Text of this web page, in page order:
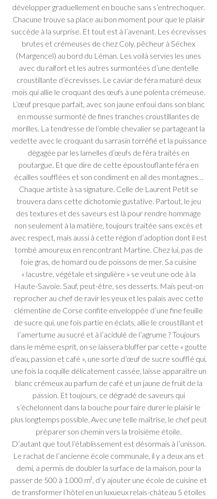
développer graduellement en bouche sans s’entrechoquer.
Chacune trouve sa place au bon moment pour que le plaisir
succède à la surprise. Et tout est à l’avenant. Les écrevisses
brutes et crémeuses de chez Coly, pêcheur à Séchex
(Margencel) au bord du Léman. Les voilà servies les unes
avec du raifort et les autres surmontées d’une dentelle
croustillante d’écrevisses. Le caviar de féra maturé deux
mois qui allie le croquant des œufs à une polenta crémeuse.
L’œuf presque parfait, avec son jaune enfoui dans son blanc
en mousse surmonté de fines tranches croustillantes de
morilles. La tendresse de l’omble chevalier se partageant la
vedette avec le croquant du sarrasin torréfié et la puissance
dégagée par les lamelles d’œufs de féra traités en
poutargue. Et que dire de cette époustouflante féra en
écailles soufflées et son condiment en ail des montagnes…
Chaque artiste à sa signature. Celle de Laurent Petit se
trouvera dans cette dichotomie gustative. Partout, le jeu
des textures et des saveurs est là pour rendre hommage
non seulement à la matière, toujours traitée sans excès et
avec respect, mais aussi à cette région d’adoption dont il est
tombé amoureux en rencontrant Martine. Chez lui, pas de
foie gras, de homard ou de poissons de mer. Sa cuisine
« lacustre, végétale et singulière » se veut une ode à la
Haute-Savoie. Sauf, peut-être, ses desserts. Mais peut-on
reprocher au chef de ravir les yeux et les palais avec cette
clémentine de Corse confite enveloppée d’une fine feuille
de sucre qui, une fois partie en éclats, allie le croustillant et
l’amertume au sucré et à l’acidulé de l’agrume ? Toujours
dans le même esprit, on se laissera bluffer par cette « goutte
d’eau, passion et café », une sorte d’œuf de sucre soufflé qui,
une fois la coquille délicatement cassée, laisse apparaître un
blanc crémeux au parfum de café et un jaune de fruit de la
passion. Et toujours, ce dégradé de saveurs qui
s’échelonnent dans la bouche pour faire durer le plaisir le
plus longtemps possible. Avec une telle maîtrise, le chef peut
préparer son chemin vers la troisième étoile.
D’autant que tout l’établissement est désormais à l’unisson.
Le rachat de l’ancienne école communale, il y a deux ans et
demi, a permis de doubler la surface de la maison, pour la
passer de 500 à 1.000 m², d’y ajouter une école de cuisine et
de transformer l’hôtel en un luxueux relais-château 5 étoiles